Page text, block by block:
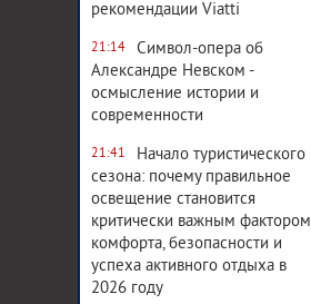
рекомендации Viatti
21:14
Символ-опера об
Александре Невском -
осмысление истории и
современности
21:41
Начало туристического
сезона: почему правильное
освещение становится
критически важным фактором
комфорта, безопасности и
успеха активного отдыха в
2026 году